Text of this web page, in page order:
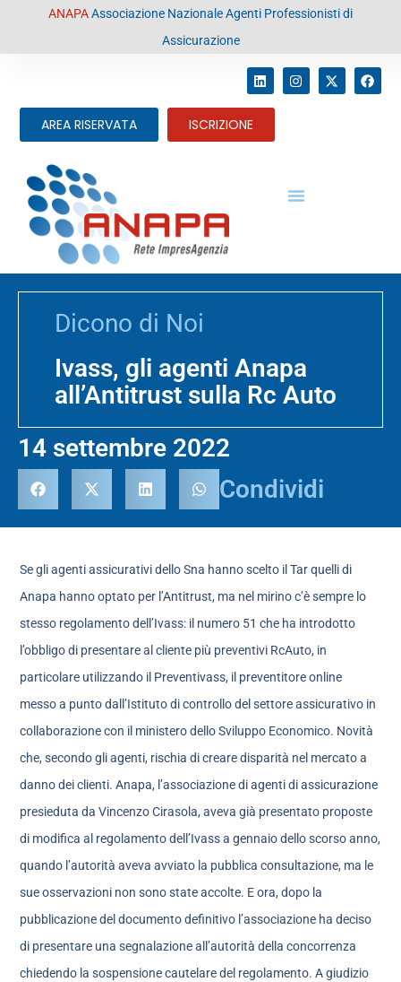
contenutoANAPAAssociazione Nazionale Agenti Professionisti di
Assicurazione
AREA RISERVATA ISCRIZIONE
Dicono di Noi
Ivass, gli agenti Anapa
all’Antitrust sulla Rc Auto
14 settembre 2022
Condividi
Se gli agenti assicurativi dello Sna hanno scelto il Tar quelli di
Anapa hanno optato per l’Antitrust, ma nel mirino c’è sempre lo
stesso regolamento dell’Ivass: il numero 51 che ha introdotto
l’obbligo di presentare al cliente più preventivi RcAuto, in
particolare utilizzando il Preventivass, il preventitore online
messo a punto dall’Istituto di controllo del settore assicurativo in
collaborazione con il ministero dello Sviluppo Economico. Novità
che, secondo gli agenti, rischia di creare disparità nel mercato a
danno dei clienti. Anapa, l’associazione di agenti di assicurazione
presieduta da Vincenzo Cirasola, aveva già presentato proposte
di modifica al regolamento dell’Ivass a gennaio dello scorso anno,
quando l’autorità aveva avviato la pubblica consultazione, ma le
sue osservazioni non sono state accolte. E ora, dopo la
pubblicazione del documento definitivo l’associazione ha deciso
di presentare una segnalazione all’autorità della concorrenza
chiedendo la sospensione cautelare del regolamento. A giudizio